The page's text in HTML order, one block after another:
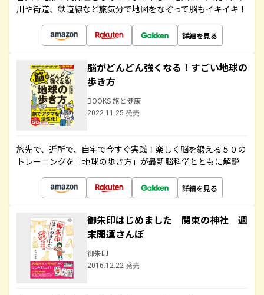
川や街道、鉄道線など旅気分で地図をなぞって脳もイキイキ！
詳細を見る
脳がどんどん強くなる！すごい地球の
歩き方
BOOKS 旅と健康
2022.11.25 発売
旅先で、近所で、自宅で今すぐ実践！楽しく脳を鍛える５０の
トレーニングを「地球の歩き方」が最新脳科学とともに解説
詳細を見る
御朱印はじめました 関東の神社 週
末開運さんぽ
御朱印
2016.12.22 発売